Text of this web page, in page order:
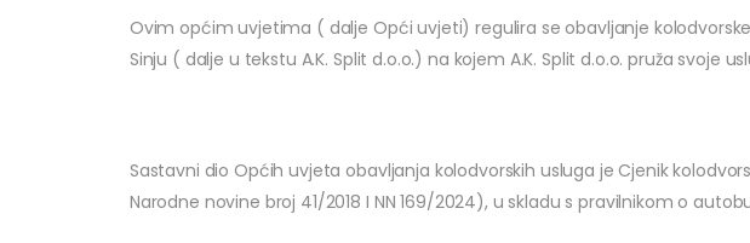
Ovim općim uvjetima ( dalje Opći uvjeti) regulira se obavljanje
Sinju ( dalje u tekstu A.K. Split d.o.o.) na kojem A.K. Split d.o.o. pruža svoje
Sastavni dio Općih uvjeta obavljanja kolodvorskih usluga je Cjenik
Narodne novine broj 41/2018 I NN 169/2024), u skladu s pravilnikom o